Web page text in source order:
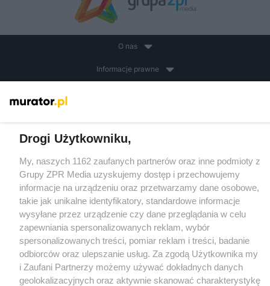
O nas
Informacje prawne
Drogi Użytkowniku,
My, naszych 1162 zaufanych partnerów oraz inne podmioty z
Grupy ZPR Media uzyskujemy dostęp i przechowujemy
informacje na urządzeniu oraz przetwarzamy dane osobowe,
takie jak unikalne identyfikatory, standardowe informacje
wysyłane przez urządzenie czy dane przeglądania w celu
zapewniania spersonalizowanych reklam, wybór
spersonalizowanych treści, pomiar reklam i treści, badanie
odbiorców oraz ulepszanie usług. Za zgodą Użytkownika my
i Zaufani Partnerzy możemy używać dokładnych danych
geolokalizacyjnych oraz aktywnie skanować charakterystykę